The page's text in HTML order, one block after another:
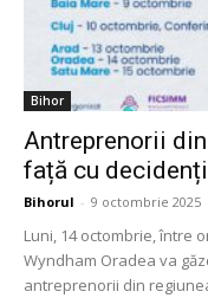
Bihor
Antreprenorii
față cu
Bihorul - 9 octombrie 2025
Luni, 14 octombrie, între
Wyndham Oradea va
antreprenorii din